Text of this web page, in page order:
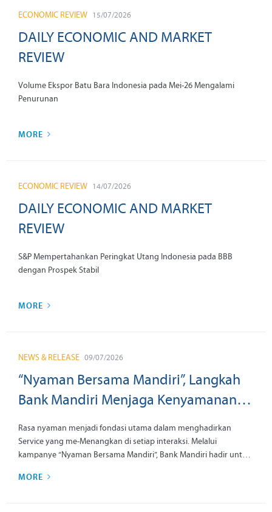
ECONOMIC REVIEW 15/07/2026
DAILY ECONOMIC AND MARKET
REVIEW
Volume Ekspor Batu Bara Indonesia pada Mei-26 Mengalami
Penurunan
MORE
ECONOMIC REVIEW 14/07/2026
DAILY ECONOMIC AND MARKET
REVIEW
S&P Mempertahankan Peringkat Utang Indonesia pada BBB
dengan Prospek Stabil
MORE
NEWS & RELEASE 09/07/2026
“Nyaman Bersama Mandiri”, Langkah
Bank Mandiri Menjaga Kenyamanan
Nasabah dari Transaksi hingga
Layanan
Rasa nyaman menjadi fondasi utama dalam menghadirkan
Service yang me-Menangkan di setiap interaksi. Melalui
kampanye “Nyaman Bersama Mandiri”, Bank Mandiri hadir untuk
menenangkan bagi nasabah melalui setiap titik layanan sebagai
MORE